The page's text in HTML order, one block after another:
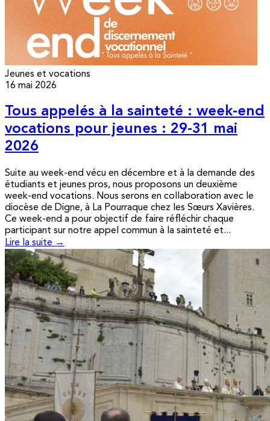
Jeunes et vocations
16 mai 2026
Tous appelés à la sainteté : week-end
vocations pour jeunes : 29-31 mai
2026
Suite au week-end vécu en décembre et à la demande des
étudiants et jeunes pros, nous proposons un deuxième
week-end vocations. Nous serons en collaboration avec le
diocèse de Digne, à La Pourraque chez les Sœurs Xavières.
Ce week-end a pour objectif de faire réfléchir chaque
participant sur notre appel commun à la sainteté et...
Lire la suite →